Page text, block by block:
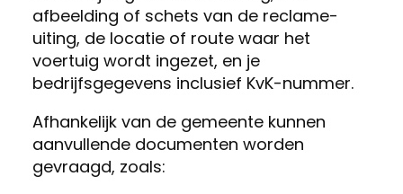
afbeelding of schets van de reclame-
uiting, de locatie of route waar het
voertuig wordt ingezet, en je
bedrijfsgegevens inclusief KvK-nummer.
Afhankelijk van de gemeente kunnen
aanvullende documenten worden
gevraagd, zoals: